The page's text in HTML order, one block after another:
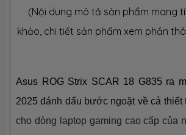
Ổ CỨNG LƯU TRỮ (SSD)
Công nghệ PCIe Gen4
Số slot 2 slot
(Nội dung mô tả sản phẩm mang
khảo, chi tiết sản phẩm xem phần
Asus ROG Strix SCAR 18 G835 ra
2025 đánh dấu bước ngoặt về cả thiết
cho dòng laptop gaming cao cấp của